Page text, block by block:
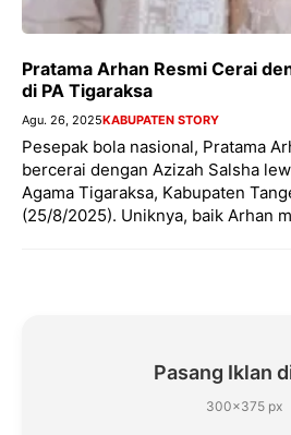
Pratama Arhan Resmi Cerai
di PA Tigaraksa
Agu. 26, 2025KABUPATEN STORY
Pesepak bola nasional, Pratama
bercerai dengan Azizah Salsha
Agama Tigaraksa, Kabupaten
(25/8/2025). Uniknya, baik Arhan
Pasang Iklan
300×375 px